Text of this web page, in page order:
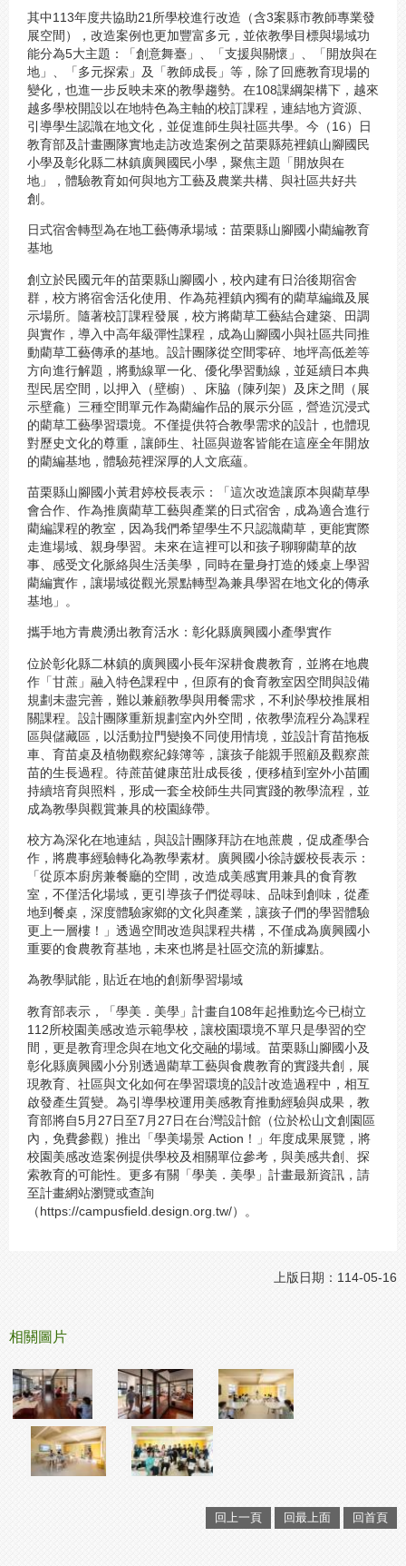
其中113年度共協助21所學校進行改造（含3案縣市教師專業發
展空間），改造案例也更加豐富多元，並依教學目標與場域功
能分為5大主題：「創意舞臺」、「支援與關懷」、「開放與在
地」、「多元探索」及「教師成長」等，除了回應教育現場的
變化，也進一步反映未來的教學趨勢。在108課綱架構下，越來
越多學校開設以在地特色為主軸的校訂課程，連結地方資源、
引導學生認識在地文化，並促進師生與社區共學。今（16）日
教育部及計畫團隊實地走訪改造案例之苗栗縣苑裡鎮山腳國民
小學及彰化縣二林鎮廣興國民小學，聚焦主題「開放與在
地」，體驗教育如何與地方工藝及農業共構、與社區共好共
創。
日式宿舍轉型為在地工藝傳承場域：苗栗縣山腳國小藺編教育
基地
創立於民國元年的苗栗縣山腳國小，校內建有日治後期宿舍
群，校方將宿舍活化使用、作為苑裡鎮內獨有的藺草編織及展
示場所。隨著校訂課程發展，校方將藺草工藝結合建築、田調
與實作，導入中高年級彈性課程，成為山腳國小與社區共同推
動藺草工藝傳承的基地。設計團隊從空間零碎、地坪高低差等
方向進行解題，將動線單一化、優化學習動線，並延續日本典
型民居空間，以押入（壁櫥）、床脇（陳列架）及床之間（展
示壁龕）三種空間單元作為藺編作品的展示分區，營造沉浸式
的藺草工藝學習環境。不僅提供符合教學需求的設計，也體現
對歷史文化的尊重，讓師生、社區與遊客皆能在這座全年開放
的藺編基地，體驗苑裡深厚的人文底蘊。
苗栗縣山腳國小黃君婷校長表示：「這次改造讓原本與藺草學
會合作、作為推廣藺草工藝與產業的日式宿舍，成為適合進行
藺編課程的教室，因為我們希望學生不只認識藺草，更能實際
走進場域、親身學習。未來在這裡可以和孩子聊聊藺草的故
事、感受文化脈絡與生活美學，同時在量身打造的矮桌上學習
藺編實作，讓場域從觀光景點轉型為兼具學習在地文化的傳承
基地」。
攜手地方青農湧出教育活水：彰化縣廣興國小產學實作
位於彰化縣二林鎮的廣興國小長年深耕食農教育，並將在地農
作「甘蔗」融入特色課程中，但原有的食育教室因空間與設備
規劃未盡完善，難以兼顧教學與用餐需求，不利於學校推展相
關課程。設計團隊重新規劃室內外空間，依教學流程分為課程
區與儲藏區，以活動拉門變換不同使用情境，並設計育苗拖板
車、育苗桌及植物觀察紀錄簿等，讓孩子能親手照顧及觀察蔗
苗的生長過程。待蔗苗健康茁壯成長後，便移植到室外小苗圃
持續培育與照料，形成一套全校師生共同實踐的教學流程，並
成為教學與觀賞兼具的校園綠帶。
校方為深化在地連結，與設計團隊拜訪在地蔗農，促成產學合
作，將農事經驗轉化為教學素材。廣興國小徐詩媛校長表示：
「從原本廚房兼餐廳的空間，改造成美感實用兼具的食育教
室，不僅活化場域，更引導孩子們從尋味、品味到創味，從產
地到餐桌，深度體驗家鄉的文化與產業，讓孩子們的學習體驗
更上一層樓！」透過空間改造與課程共構，不僅成為廣興國小
重要的食農教育基地，未來也將是社區交流的新據點。
為教學賦能，貼近在地的創新學習場域
教育部表示，「學美．美學」計畫自108年起推動迄今已樹立
112所校園美感改造示範學校，讓校園環境不單只是學習的空
間，更是教育理念與在地文化交融的場域。苗栗縣山腳國小及
彰化縣廣興國小分別透過藺草工藝與食農教育的實踐共創，展
現教育、社區與文化如何在學習環境的設計改造過程中，相互
啟發產生質變。為引導學校運用美感教育推動經驗與成果，教
育部將自5月27日至7月27日在台灣設計館（位於松山文創園區
內，免費參觀）推出「學美場景 Action！」年度成果展覽，將
校園美感改造案例提供學校及相關單位參考，與美感共創、探
索教育的可能性。更多有關「學美．美學」計畫最新資訊，請
至計畫網站瀏覽或查詢
（https://campusfield.design.org.tw/）。
上版日期：114-05-16
相關圖片
回上一頁 回最上面 回首頁